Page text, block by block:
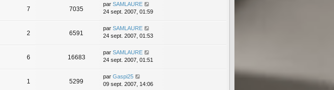
7 7035
par SAMLAURE
24 sept. 2007, 01:59
2 6591
par SAMLAURE
24 sept. 2007, 01:53
6 16683
par SAMLAURE
24 sept. 2007, 01:51
1 5299
par Gaspi25
09 sept. 2007, 14:06